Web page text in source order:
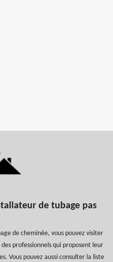
de tubage pas
de cheminée, vous pouvez visiter
professionnels qui proposent leur
Vous pouvez aussi consulter la liste